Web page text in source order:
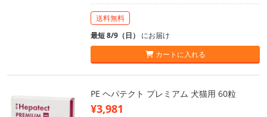
送料無料
最短 8/9（日） にお届け
カートに入れる
PE ヘパテクト プレミアム 犬猫用 60粒
¥3,981